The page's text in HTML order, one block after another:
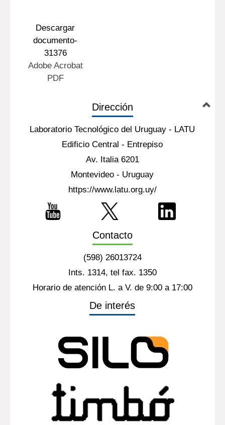
Descargar
documento-
31376
Adobe Acrobat
PDF
Dirección
Laboratorio Tecnológico del Uruguay - LATU
Edificio Central - Entrepiso
Av. Italia 6201
Montevideo - Uruguay
https://www.latu.org.uy/
Contacto
(598) 26013724
Ints. 1314, tel fax. 1350
Horario de atención L. a V. de 9:00 a 17:00
De interés